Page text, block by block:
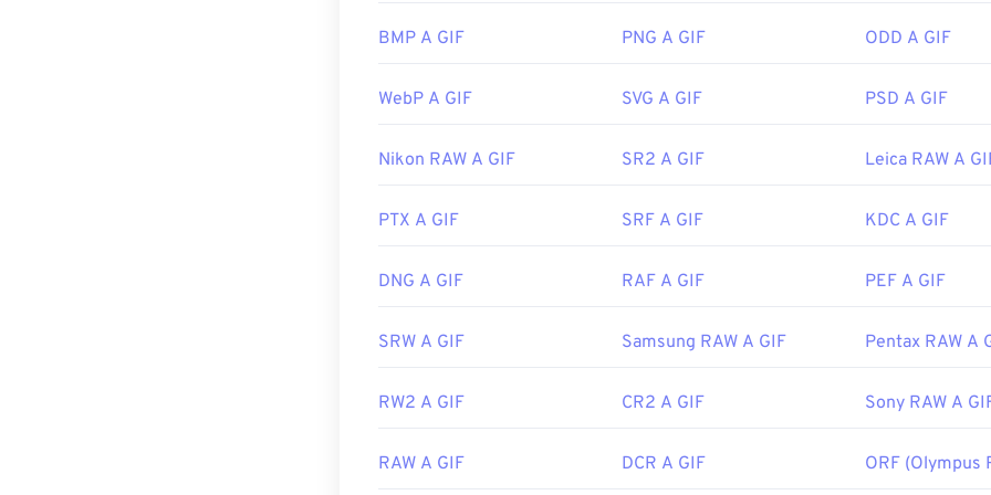
rispetto ad altri formati di immagine, come PNG. Inoltre, il formato GIF si apre
web e sistemi operativi. Per aprire una GIF per modificarla, utilizza
Roxio Creator
e altri. Su macOS, utilizza i visualizzatori e gli editor di
15 giugno 1987
Link utili: https://en.wikipedia.org/wiki/GIF
BMP A GIF PNG A GIF ODD A GIF
WebP A GIF SVG A GIF PSD A GIF
Nikon RAW A GIF SR2 A GIF Leica RAW A
PTX A GIF SRF A GIF KDC A GIF
DNG A GIF RAF A GIF PEF A GIF
SRW A GIF Samsung RAW A GIF Pentax RAW A
RW2 A GIF CR2 A GIF Sony RAW A
RAW A GIF DCR A GIF ORF (Olympus